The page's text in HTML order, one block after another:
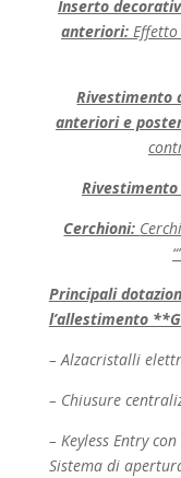
Inserto
anteriori: Effetto
Rivestimento
anteriori e
Cerchioni:
Principali
l’allestimento
– Alzacristalli
– Chiusure
– Keyless Entry
Sistema di